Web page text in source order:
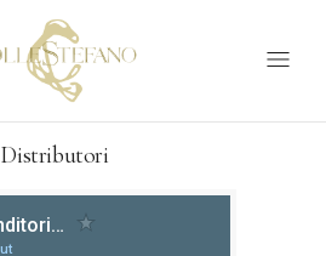
Distributori